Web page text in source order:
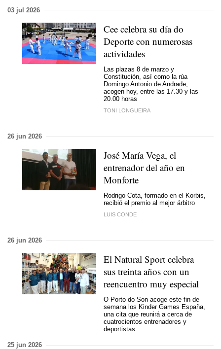
03 jul 2026
Cee celebra su día do
Deporte con numerosas
actividades
Las plazas 8 de marzo y
Constitución, así como la rúa
Domingo Antonio de Andrade,
acogen hoy, entre las 17.30 y las
20.00 horas
TONI LONGUEIRA
26 jun 2026
José María Vega, el
entrenador del año en
Monforte
Rodrigo Cota, formado en el Korbis,
recibió el premio al mejor árbitro
LUIS CONDE
26 jun 2026
El Natural Sport celebra
sus treinta años con un
reencuentro muy especial
O Porto do Son acoge este fin de
semana los Kinder Games España,
una cita que reunirá a cerca de
cuatrocientos entrenadores y
deportistas
25 jun 2026